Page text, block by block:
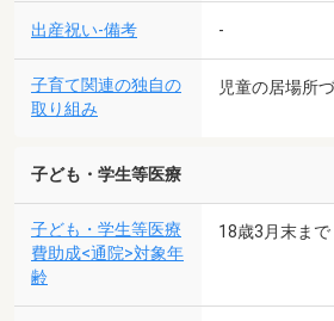
出産祝い-備考 -
子育て関連の独自の
取り組み
児童の居場所
子ども・学生等医療
子ども・学生等医療
費助成<通院>対象年
齢
18歳3月末まで